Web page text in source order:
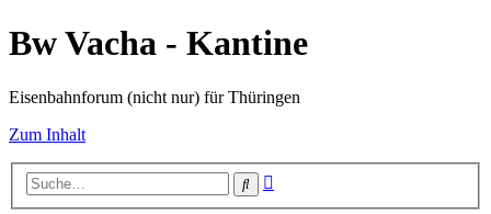
Bw Vacha - Kantine
Eisenbahnforum (nicht nur) für Thüringen
Zum Inhalt
Suche